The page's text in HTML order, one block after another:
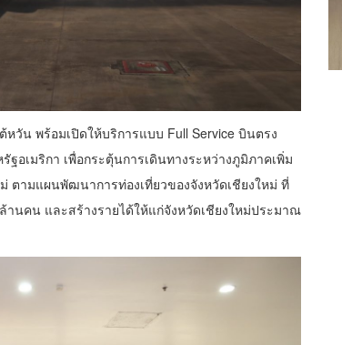
วัน พร้อมเปิดให้บริการแบบ Full Service บินตรง
ฐอเมริกา เพื่อกระตุ้นการเดินทางระหว่างภูมิภาคเพิ่ม
ตามแผนพัฒนาการท่องเที่ยวของจังหวัดเชียงใหม่ ที่
นคน และสร้างรายได้ให้แก่จังหวัดเชียงใหม่ประมาณ